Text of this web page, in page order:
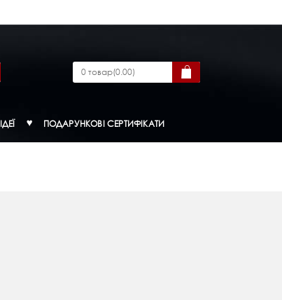
0товар(0.00)
ІДЕЇ ПОДАРУНКОВІ СЕРТИФІКАТИ